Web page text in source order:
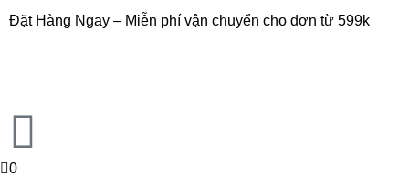
Đặt Hàng Ngay – Miễn phí vận chuyển cho đơn từ 599k
0